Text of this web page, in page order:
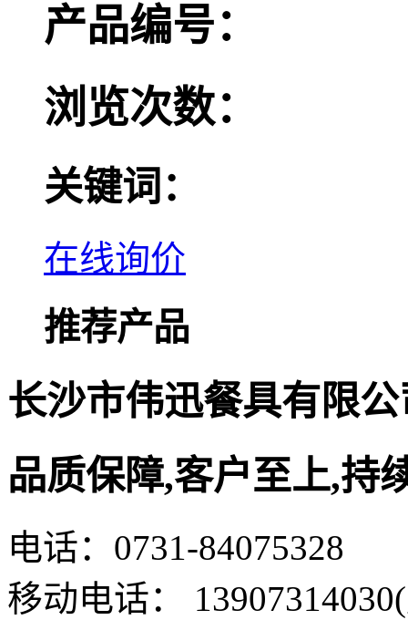
产品编号：
浏览次数：
关键词：
在线询价
推荐产品
长沙市伟迅餐具有限公
品质保障,客户至上,持
电话：0731-84075328
移动电话：